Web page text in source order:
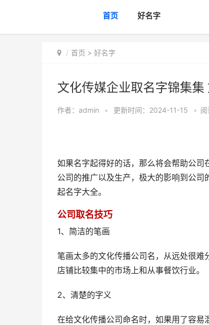
首页 好名字
首页 > 好名字
文化传媒企业取名字锦集
作者： admin • 更新时间：2024-11-15 •
如果名字起得好的话，那么将会帮助公司
公司的推广以及生产，极大的影响到公
起名字大全。
公司取名技巧
1、简洁的笔画
笔画太多的文化传播公司名，从远处很
店铺比较集中的市场上和从事餐饮行业。
2、清楚的字义
在给文化传播公司命名时，如果用了容